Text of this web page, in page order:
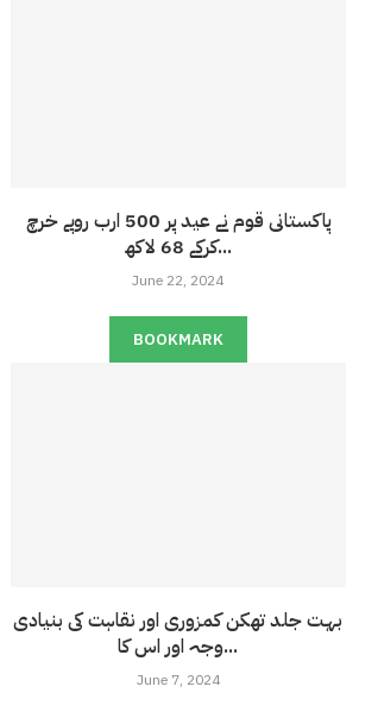
پاکستانی قوم نے عید پر 500 ارب روپے خرچ
کرکے 68 لاکھ...
June 22, 2024
BOOKMARK
بہت جلد تھکن کمزوری اور نقاہت کی بنیادی
وجہ اور اس کا...
June 7, 2024